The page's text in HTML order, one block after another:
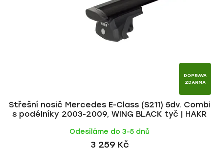
DOPRAVA
ZDARMA
Střešní nosič Mercedes E-Class (S211) 5dv. Combi
s podélníky 2003-2009, WING BLACK tyč | HAKR
Odesíláme do 3-5 dnů
3 259 Kč